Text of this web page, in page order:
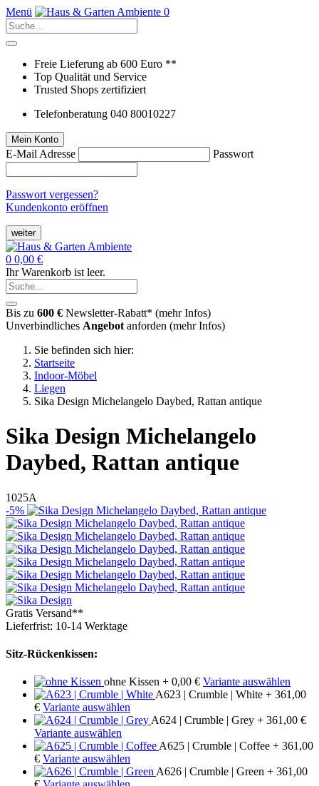
Menü 0
Freie Lieferung ab 600 Euro **
Top Qualität und Service
Trusted Shops zertifiziert
Telefonberatung 040 80010227
Mein Konto
E-Mail Adresse Passwort
Passwort vergessen?
Kundenkonto eröffnen
weiter
0 0,00 €
Ihr Warenkorb ist leer.
Bis zu 600 € Newsletter-Rabatt* (mehr Infos)
Unverbindliches Angebot anforden (mehr Infos)
Sie befinden sich hier:
Startseite
Indoor-Möbel
Liegen
Sika Design Michelangelo Daybed, Rattan antique
Sika Design Michelangelo
Daybed, Rattan antique
1025A
-5%
Gratis Versand**
Lieferfrist: 10-14 Werktage
Sitz-Rückenkissen:
ohne Kissen + 0,00 € Variante auswählen
A623 | Crumble | White + 361,00
€ Variante auswählen
A624 | Crumble | Grey + 361,00 €
Variante auswählen
A625 | Crumble | Coffee + 361,00
€ Variante auswählen
A626 | Crumble | Green + 361,00